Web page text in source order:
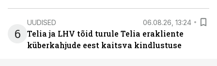
6
UUDISED 06.08.26, 13:24
Telia ja LHV tõid turule Telia erakliente
küberkahjude eest kaitsva kindlustuse